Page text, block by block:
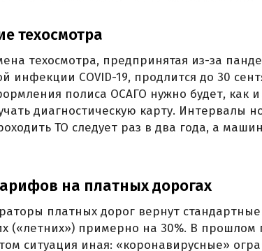
техосмотра
техосмотра, предпринятая из-за
инфекции COVID-19, продлится до 30
полиса ОСАГО нужно будет, как
диагностическую карту. Интервалы
ТО следует раз в два года, а
на платных дорогах
платных дорог вернут
(«летних») примерно на 30%. В прошлом
ситуация иная: «коронавирусные»